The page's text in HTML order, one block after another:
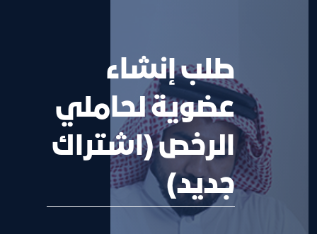
طلب إنشاء
عضوية لحاملي
الرخص (اشتراك
جديد)